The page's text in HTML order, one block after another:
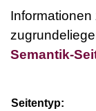
Semantik-
Seitentyp: